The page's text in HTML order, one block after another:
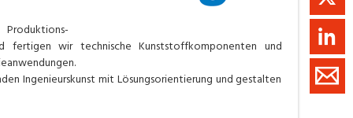
wir technische Kunststoffkomponenten und
Ingenieurskunst mit Lösungsorientierung und gestalten